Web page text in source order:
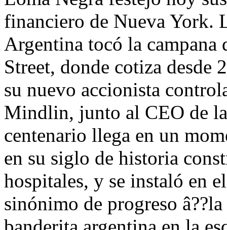
financiero de Nueva York.
Argentina tocó la campana
Street, donde cotiza desde
su nuevo accionista
Mindlin, junto al CEO de
centenario llega en un
en su siglo de historia
hospitales, y se instaló en
sinónimo de progreso